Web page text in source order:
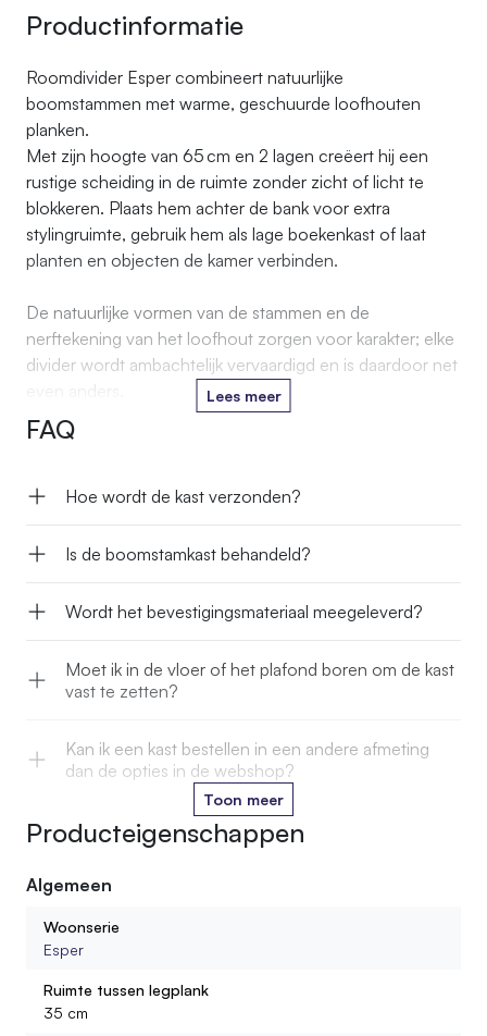
Productinformatie
Roomdivider Esper combineert natuurlijke
boomstammen met warme, geschuurde loofhouten
planken.
Met zijn hoogte van 65 cm en 2 lagen creëert hij een
rustige scheiding in de ruimte zonder zicht of licht te
blokkeren. Plaats hem achter de bank voor extra
stylingruimte, gebruik hem als lage boekenkast of laat
planten en objecten de kamer verbinden.
De natuurlijke vormen van de stammen en de
nerftekening van het loofhout zorgen voor karakter; elke
divider wordt ambachtelijk vervaardigd en is daardoor net
even anders.
Lees meer
FAQ
Hoe wordt de kast verzonden?
Is de boomstamkast behandeld?
Wordt het bevestigingsmateriaal meegeleverd?
Moet ik in de vloer of het plafond boren om de kast
vast te zetten?
Kan ik een kast bestellen in een andere afmeting
dan de opties in de webshop?
Kan ik de stam in een kleur laten oliën die past bij
mijn interieur?
Uit wat voor materiaal bestaan de legplanken?
Toon meer
Producteigenschappen
Algemeen
Woonserie
Esper
Ruimte tussen legplank
35 cm